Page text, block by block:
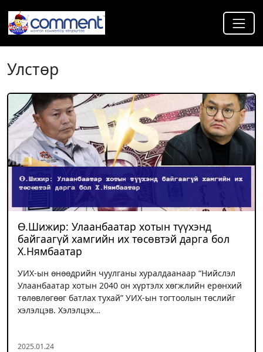
Улстөр
Ө.Шижир: Улаанбаатар хотын түүхэнд
байгаагүй хамгийн их төсөвтэй дарга бол
Х.Нямбаатар
УИХ-ын өнөөдрийн чуулганы хуралдаанаар “Нийслэл
Улаанбаатар хотын 2040 он хүртэлх хөгжлийн ерөнхий
төлөвлөгөөг батлах тухай” УИХ-ын тогтоолын төслийг
хэлэлцэв. Хэлэлцэх…
2025.01.24